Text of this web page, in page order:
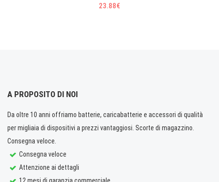
23.88€
A PROPOSITO DI NOI
Da oltre 10 anni offriamo batterie, caricabatterie e accessori di qualità
per migliaia di dispositivi a prezzi vantaggiosi. Scorte di magazzino.
Consegna veloce.
Consegna veloce
Attenzione ai dettagli